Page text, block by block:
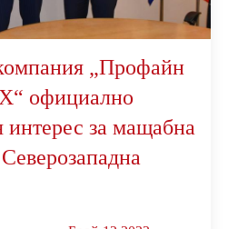
„Профайн
официално
интерес за мащабна